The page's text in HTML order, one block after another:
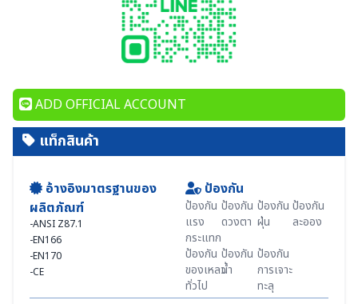
ADD OFFICIAL ACCOUNT
แท็กสินค้า
อ้างอิงมาตรฐานของ
ผลิตภัณฑ์
-ANSI Z87.1
-EN166
-EN170
-CE
ป้องกัน
ป้องกัน
แรง
กระแทก
ป้องกัน
ดวงตา
ป้องกัน
ฝุ่น
ป้องกัน
ละออง
ป้องกัน
ของเหลว
ทั่วไป
ป้องกัน
น้ำ
ป้องกัน
การเจาะ
ทะลุ